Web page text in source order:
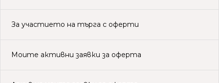
За участието на търга с оферти
Моите активни заявки за оферта